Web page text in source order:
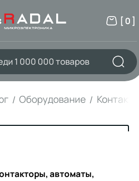
[ 0 ]
Оборудование
автоматы,